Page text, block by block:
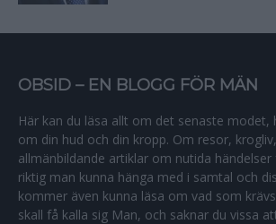
OBSID – EN BLOGG FÖR MÄN
Här kan du läsa allt om det senaste modet,
om din hud och din kropp. Om resor,
allmänbildande artiklar om nutida
riktig man kunna hänga med i samtal och
kommer även kunna läsa om vad som
skall få kalla sig Man, och saknar du vissa